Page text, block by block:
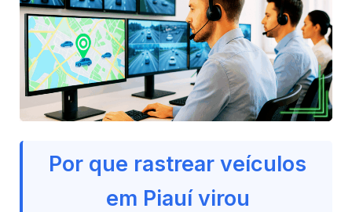
Por que rastrear veículos
em Piauí virou